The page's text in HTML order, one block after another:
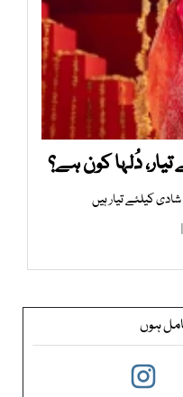
دُلہا کون ہے؟
کیلئے تیار ہیں
ہوں